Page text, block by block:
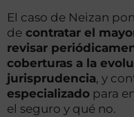
El caso de Neizan
de contratar el
revisar
coberturas a la
jurisprudencia, y
especializado para
el seguro y qué no.